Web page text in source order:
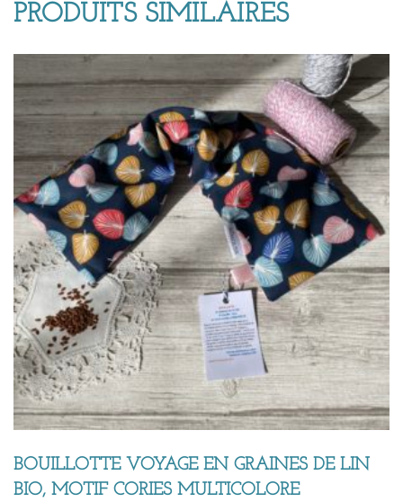
PRODUITS SIMILAIRES
BOUILLOTTE VOYAGE EN GRAINES DE LIN
BIO, MOTIF CORIES MULTICOLORE